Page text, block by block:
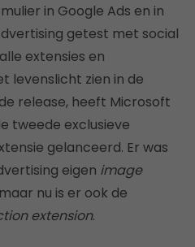
in Google Ads en in
getest met social
extensies en
levenslicht zien in de
release, heeft Microsoft
tweede exclusieve
gelanceerd. Er was
eigen image
nu is er ook de
extension.